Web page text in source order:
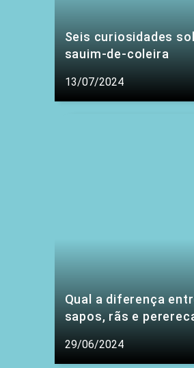
Seis curiosidades
sauim-de-coleira
13/07/2024
Qual a diferença
sapos, rãs e
29/06/2024